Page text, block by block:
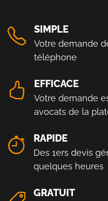
SIMPLE
Votre demande
téléphone
EFFICACE
Votre demande
avocats de la
RAPIDE
Des 1ers devis
quelques heures
GRATUIT